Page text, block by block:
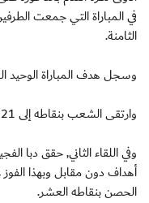
في المباراة التي جمعت
الثامنة.
وسجل هدف المباراة الوحيد
وارتقى الشعب بنقاطه إلى 21 فيما تجمد الخليج عند 8 نقاط.
وفي اللقاء الثاني, حقق دبا
الحصن بنقاطه العشر.